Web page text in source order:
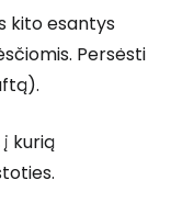
kito esantys
Persėsti
kurią